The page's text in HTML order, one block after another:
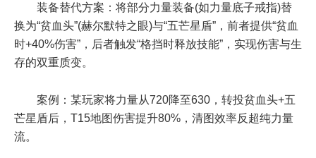
装备替代方案：将部分力量装备(如力量底子戒指)替
换为“贫血头”(赫尔默特之眼)与“五芒星盾”，前者提供“贫血
时+40%伤害”，后者触发“格挡时释放技能”，实现伤害与生
存的双重质变。
案例：某玩家将力量从720降至630，转投贫血头+五
芒星盾后，T15地图伤害提升80%，清图效率反超纯力量
流。